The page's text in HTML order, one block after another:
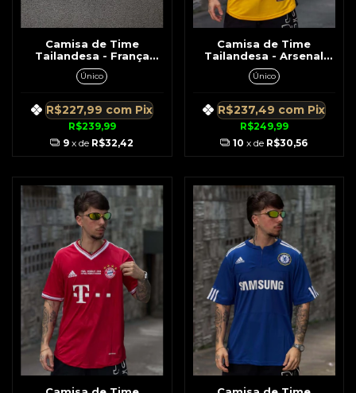
Camisa de Time
Tailandesa - França
Retrô 2006 Branca Nº
10 Zidane
Único
R$239,99
R$227,99 com Pix
9 x de R$32,42
Camisa de Time
Tailandesa - Arsenal
Amarela c/ Azul Retrô
1999
Único
R$249,99
R$237,49 com Pix
10 x de R$30,56